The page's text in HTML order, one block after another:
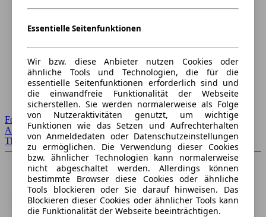
Forum Startseite
Alle Auto-Foren
Themen-Forum
Essentielle Seitenfunktionen
Wir bzw. diese Anbieter nutzen Cookies oder
ähnliche Tools und Technologien, die für die
essentielle Seitenfunktionen erforderlich sind und
die einwandfreie Funktionalität der Webseite
sicherstellen. Sie werden normalerweise als Folge
von Nutzeraktivitäten genutzt, um wichtige
Funktionen wie das Setzen und Aufrechterhalten
von Anmeldedaten oder Datenschutzeinstellungen
zu ermöglichen. Die Verwendung dieser Cookies
bzw. ähnlicher Technologien kann normalerweise
nicht abgeschaltet werden. Allerdings können
bestimmte Browser diese Cookies oder ähnliche
Tools blockieren oder Sie darauf hinweisen. Das
Blockieren dieser Cookies oder ähnlicher Tools kann
die Funktionalität der Webseite beeinträchtigen.